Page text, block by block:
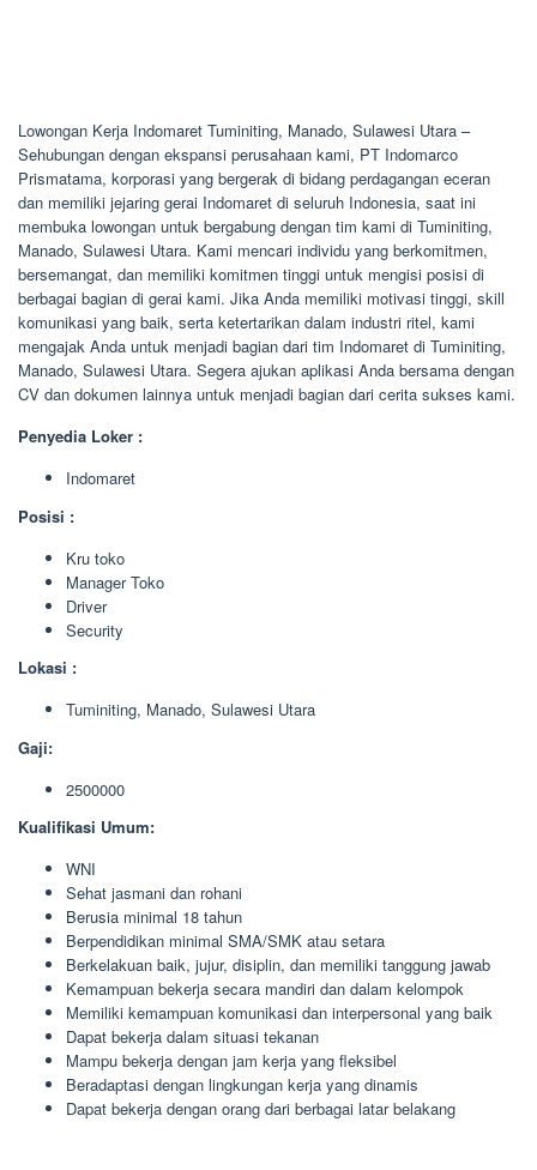
Lowongan Kerja Indomaret Tuminiting, Manado, Sulawesi Utara –
Sehubungan dengan ekspansi perusahaan kami, PT Indomarco
Prismatama, korporasi yang bergerak di bidang perdagangan eceran
dan memiliki jejaring gerai Indomaret di seluruh Indonesia, saat ini
membuka lowongan untuk bergabung dengan tim kami di Tuminiting,
Manado, Sulawesi Utara. Kami mencari individu yang berkomitmen,
bersemangat, dan memiliki komitmen tinggi untuk mengisi posisi di
berbagai bagian di gerai kami. Jika Anda memiliki motivasi tinggi, skill
komunikasi yang baik, serta ketertarikan dalam industri ritel, kami
mengajak Anda untuk menjadi bagian dari tim Indomaret di Tuminiting,
Manado, Sulawesi Utara. Segera ajukan aplikasi Anda bersama dengan
CV dan dokumen lainnya untuk menjadi bagian dari cerita sukses kami.
Penyedia Loker :
Indomaret
Posisi :
Kru toko
Manager Toko
Driver
Security
Lokasi :
Tuminiting, Manado, Sulawesi Utara
Gaji:
2500000
Kualifikasi Umum:
WNI
Sehat jasmani dan rohani
Berusia minimal 18 tahun
Berpendidikan minimal SMA/SMK atau setara
Berkelakuan baik, jujur, disiplin, dan memiliki tanggung jawab
Kemampuan bekerja secara mandiri dan dalam kelompok
Memiliki kemampuan komunikasi dan interpersonal yang baik
Dapat bekerja dalam situasi tekanan
Mampu bekerja dengan jam kerja yang fleksibel
Beradaptasi dengan lingkungan kerja yang dinamis
Dapat bekerja dengan orang dari berbagai latar belakang